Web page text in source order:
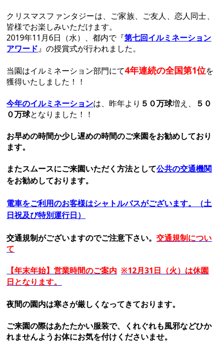
クリスマスファンタジーは、ご家族、ご友人、恋人同士、
皆様でお楽しみいただけます。
2019年11月6日（水）、都内で『第七回イルミネーション
アワード』の授賞式が行われました。
当園はイルミネーション部門にて4年連続の全国第1位を
獲得いたしました！！
今年のイルミネーションは、昨年より ５０万球増え、
５０
０万球となりました！！
お早めの時間か少し遅めの時間のご来園をお勧めしており
ます。
またスムースにご来園いただく方法として公共の交通機関
をお勧めしております。
電車をご利用のお客様はシャトルバスがございます。（土
日祝及び特別運行日）
交通規制がございますのでご注意下さい。交通規制につい
て
【年末年始】営業時間のご案内 ※12月31日（火）は休園
日となります。
夜間の園内は寒さが厳しくなってきております。
ご来園の際はあたたかい服装で、くれぐれも風邪などひか
れませんようお体にお気を付けくださいませ。